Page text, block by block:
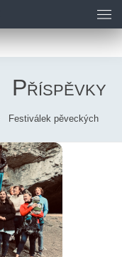
Příspěvky
Festiválek pěveckých